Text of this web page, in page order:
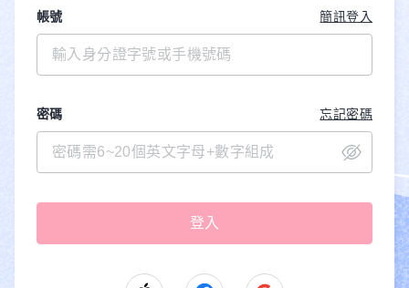
帳號 簡訊登入
密碼 忘記密碼